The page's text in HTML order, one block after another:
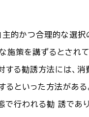
主的かつ合理的な選
策を講ずるとされて
る勧誘方法には、
るといった方法があ
で行われる勧 誘であ